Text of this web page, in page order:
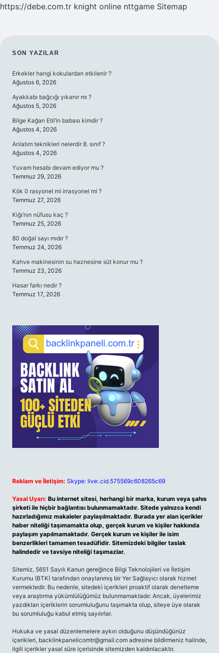
https://debe.com.tr knight online nttgame Sitemap
SIDEBAR
SON YAZILAR
Erkekler hangi kokulardan etkilenir ?
Ağustos 6, 2026
Ayakkabı bağcığı yıkanır mı ?
Ağustos 5, 2026
Bilge Kağan Etil’in babası kimdir ?
Ağustos 4, 2026
Anlatım teknikleri nelerdir 8. sınıf ?
Ağustos 4, 2026
Yuvam hesabı devam ediyor mu ?
Temmuz 29, 2026
Kök 0 rasyonel mi irrasyonel mi ?
Temmuz 27, 2026
Kiğı’nın nüfusu kaç ?
Temmuz 25, 2026
80 doğal sayı mıdır ?
Temmuz 24, 2026
Kahve makinesinin su haznesine süt konur mu ?
Temmuz 23, 2026
Hasar farkı nedir ?
Temmuz 17, 2026
Reklam ve İletişim: Skype: live:.cid.575569c608265c69
Yasal Uyarı: Bu internet sitesi, herhangi bir marka, kurum veya şahıs
şirketi ile hiçbir bağlantısı bulunmamaktadır. Sitede yalnızca kendi
hazırladığımız makaleler paylaşılmaktadır. Burada yer alan içerikler
haber niteliği taşımamakta olup, gerçek kurum ve kişiler hakkında
paylaşım yapılmamaktadır. Gerçek kurum ve kişiler ile isim
benzerlikleri tamamen tesadüfidir. Sitemizdeki bilgiler taslak
halindedir ve tavsiye niteliği taşımazlar.
Sitemiz, 5651 Sayılı Kanun gereğince Bilgi Teknolojileri ve İletişim
Kurumu (BTK) tarafından onaylanmış bir Yer Sağlayıcı olarak hizmet
vermektedir. Bu nedenle, sitedeki içerikleri proaktif olarak denetleme
veya araştırma yükümlülüğümüz bulunmamaktadır. Ancak, üyelerimiz
yazdıkları içeriklerin sorumluluğunu taşımakta olup, siteye üye olarak
bu sorumluluğu kabul etmiş sayılırlar.
Hukuka ve yasal düzenlemelere aykırı olduğunu düşündüğünüz
içerikleri, backlinkpanelicomtr@gmail.com adresine bildirmeniz halinde,
ilgili içerikler yasal süre içerisinde sitemizden kaldırılacaktır.